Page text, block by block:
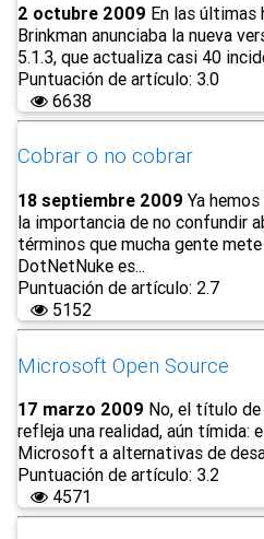
2 octubre 2009 En las últimas
Brinkman anunciaba la nueva
5.1.3, que actualiza casi 40
Puntuación de artículo: 3.0
6638
Cobrar o no cobrar
18 septiembre 2009 Ya
la importancia de no confundir
términos que mucha gente
DotNetNuke es...
Puntuación de artículo: 2.7
5152
Microsoft Open Source
17 marzo 2009 No, el título
refleja una realidad, aún tímida:
Microsoft a alternativas de
Puntuación de artículo: 3.2
4571